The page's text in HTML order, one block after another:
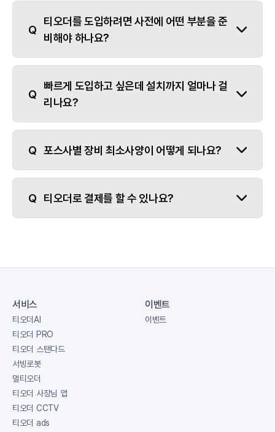
티오더를 도입하려면 사전에 어떤 부분을 준
비해야 하나요?
빠르게 도입하고 싶은데 설치까지 얼마나 걸
리나요?
포스사별 장비 최소사양이 어떻게 되나요?
티오더로 결제를 할 수 있나요?
서비스
티오더AI
티오더 PRO
티오더 스탠다드
서빙로봇
멀티오더
티오더 사장님 앱
티오더 CCTV
티오더 ads
이벤트
이벤트